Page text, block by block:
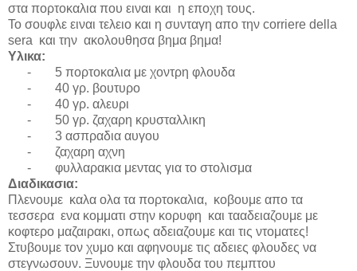
στα πορτοκαλια που ειναι και η εποχη τους.
Το σουφλε ειναι τελειο και η συνταγη απο την corriere della
sera και την ακολουθησα βημα βημα!
Υλικα:
-
5 πορτοκαλια με χοντρη φλουδα
-
40 γρ. βουτυρο
-
40 γρ. αλευρι
-
50 γρ. ζαχαρη κρυσταλλικη
-
3 ασπραδια αυγου
-
ζαχαρη αχνη
-
φυλλαρακια μεντας για το στολισμα
Διαδικασια:
Πλενουμε καλα ολα τα πορτοκαλια, κοβουμε απο τα
τεσσερα ενα κομματι στην κορυφη και τααδειαζουμε με
κοφτερο μαζαιρακι, οπως αδειαζουμε και τις ντοματες!
Στυβουμε τον χυμο και αφηνουμε τις αδειες φλουδες να
στεγνωσουν. Ξυνουμε την φλουδα του πεμπτου